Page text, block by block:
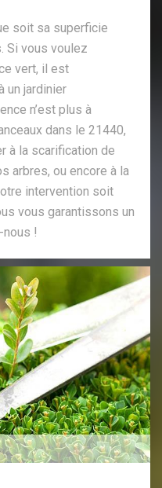
soit sa superficie
Si vous voulez
vert, il est
un jardinier
n’est plus à
dans le 21440,
à la scarification de
arbres, ou encore à la
intervention soit
vous garantissons un
!